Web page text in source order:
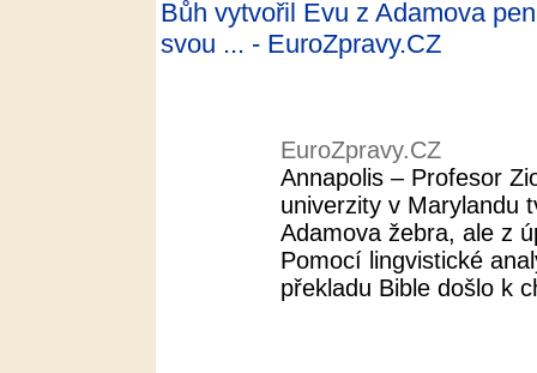
Bůh vytvořil Evu z Adamova
svou ... - EuroZpravy.CZ
EuroZpravy.CZ
Annapolis – Profesor
univerzity v Marylandu
Adamova žebra, ale z
Pomocí lingvistické
překladu Bible došlo k